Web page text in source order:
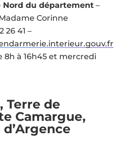
Nord du département –
Corinne
26 41 –
8h à 16h45 et mercredi
Terre de
Camargue,